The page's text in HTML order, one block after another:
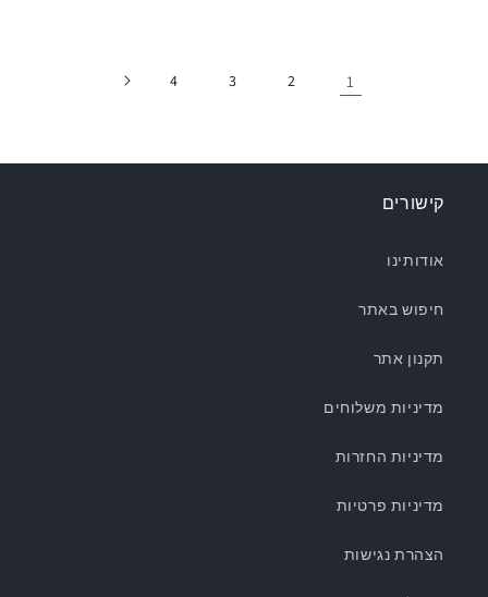
1
2
3
4
קישורים
אודותינו
חיפוש באתר
תקנון אתר
מדיניות משלוחים
מדיניות החזרות
מדיניות פרטיות
הצהרת נגישות